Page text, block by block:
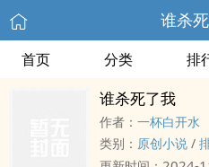
谁杀
首页 分类 排
谁杀死了我
作者： 一杯白开水
类别： 原创小说 /